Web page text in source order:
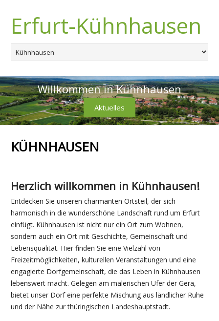
Erfurt-Kühnhausen
Willkommen in Kühnhausen
Aktuelles
KÜHNHAUSEN
Herzlich willkommen in Kühnhausen!
Entdecken Sie unseren charmanten Ortsteil, der sich
harmonisch in die wunderschöne Landschaft rund um Erfurt
einfügt. Kühnhausen ist nicht nur ein Ort zum Wohnen,
sondern auch ein Ort mit Geschichte, Gemeinschaft und
Lebensqualität. Hier finden Sie eine Vielzahl von
Freizeitmöglichkeiten, kulturellen Veranstaltungen und eine
engagierte Dorfgemeinschaft, die das Leben in Kühnhausen
lebenswert macht. Gelegen am malerischen Ufer der Gera,
bietet unser Dorf eine perfekte Mischung aus ländlicher Ruhe
und der Nähe zur thüringischen Landeshauptstadt.